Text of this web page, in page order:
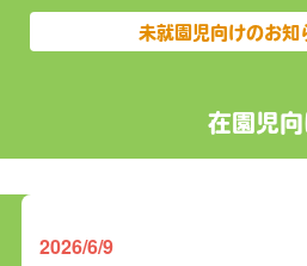
未就園児向けのお知
在園児
2026/6/9